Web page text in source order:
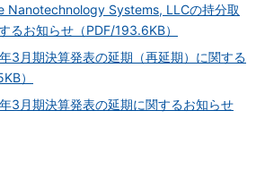
書
告書
Systems, LLCの持分取
るお知らせ（PDF/193.6KB）
月期決算発表の延期（再延期）に関する
）
月期決算発表の延期に関するお知らせ